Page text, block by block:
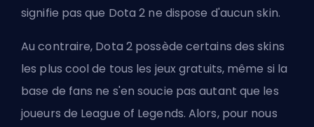
signifie pas que Dota 2 ne dispose d'aucun skin.
Au contraire, Dota 2 possède certains des skins
les plus cool de tous les jeux gratuits, même si la
base de fans ne s'en soucie pas autant que les
joueurs de League of Legends. Alors, pour nous